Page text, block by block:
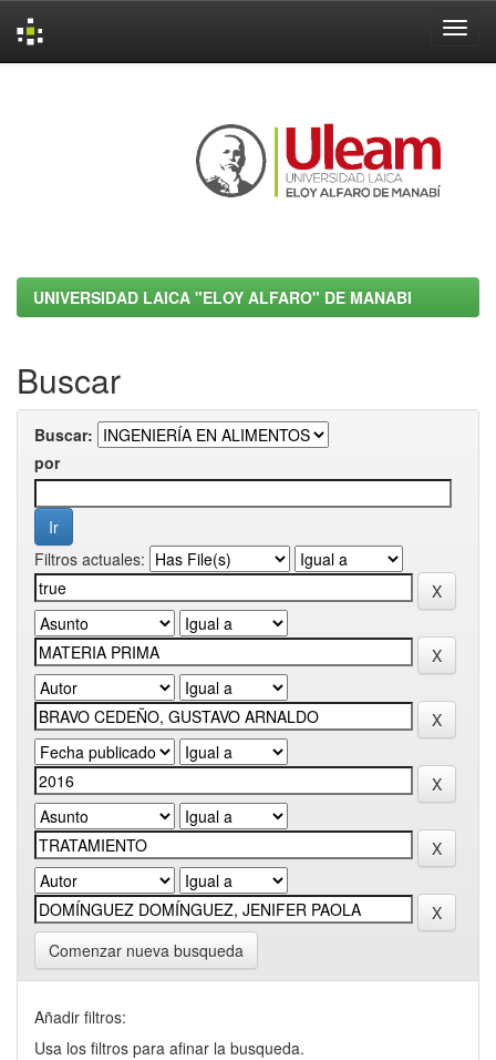
UNIVERSIDAD LAICA "ELOY ALFARO" DE MANABI
Buscar
Buscar:
por
Filtros actuales:
Comenzar nueva busqueda
Añadir filtros:
Usa los filtros para afinar la busqueda.